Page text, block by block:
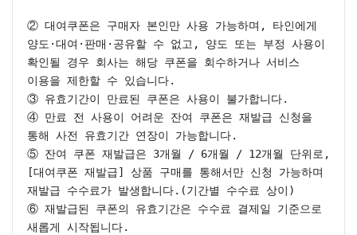
② 대여쿠폰은 구매자 본인만 사용 가능하며, 타인에게
양도·대여·판매·공유할 수 없고, 양도 또는 부정 사용이
확인될 경우 회사는 해당 쿠폰을 회수하거나 서비스
이용을 제한할 수 있습니다.
③ 유효기간이 만료된 쿠폰은 사용이 불가합니다.
④ 만료 전 사용이 어려운 잔여 쿠폰은 재발급 신청을
통해 사전 유효기간 연장이 가능합니다.
⑤ 잔여 쿠폰 재발급은 3개월 / 6개월 / 12개월 단위로,
[대여쿠폰 재발급] 상품 구매를 통해서만 신청 가능하며
재발급 수수료가 발생합니다.(기간별 수수료 상이)
⑥ 재발급된 쿠폰의 유효기간은 수수료 결제일 기준으로
새롭게 시작됩니다.